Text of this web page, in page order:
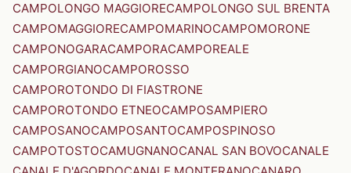
CAMPOLONGO MAGGIORECAMPOLONGO SUL BRENTA
CAMPOMAGGIORECAMPOMARINOCAMPOMORONE
CAMPONOGARACAMPORACAMPOREALE
CAMPORGIANOCAMPOROSSO
CAMPOROTONDO DI FIASTRONE
CAMPOROTONDO ETNEOCAMPOSAMPIERO
CAMPOSANOCAMPOSANTOCAMPOSPINOSO
CAMPOTOSTOCAMUGNANOCANAL SAN BOVOCANALE